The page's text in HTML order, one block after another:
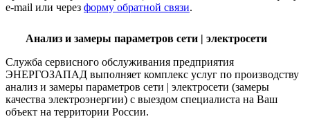
e-mail или через форму обратной связи.
Анализ и замеры параметров сети | электросети
Служба сервисного обслуживания предприятия
ЭНЕРГОЗАПАД выполняет комплекс услуг по производству
анализ и замеры параметров сети | электросети (замеры
качества электроэнергии) с выездом специалиста на Ваш
объект на территории России.